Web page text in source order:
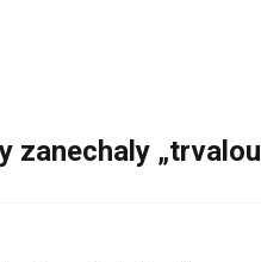
zanechaly